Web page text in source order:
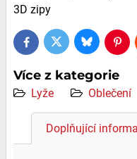
3D zipy
FacebookTwitter Bluesky
Více z kategorie
Lyže Oblečení
Doplňující